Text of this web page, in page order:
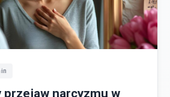
przejaw narcyzmu w